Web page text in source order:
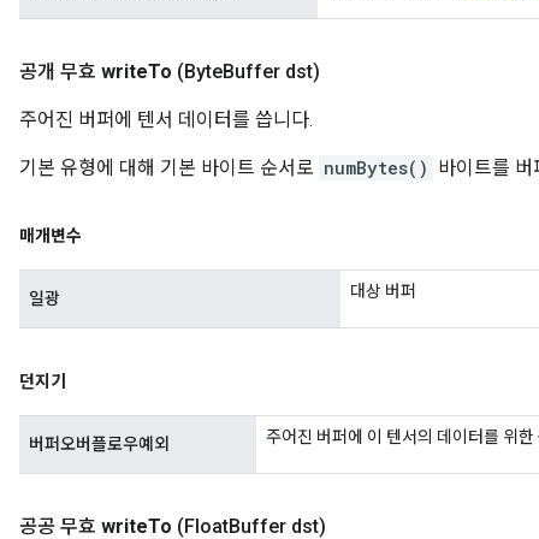
공개 무효 writeTo (ByteBuffer dst)
주어진 버퍼에 텐서 데이터를 씁니다.
기본 유형에 대해 기본 바이트 순서로 numBytes() 바이트를 버
매개변수
일광 대상 버퍼
던지기
버퍼오버플로우예외 주어진 버퍼에 이 텐서의 데이터를 위
공공 무효 writeTo (FloatBuffer dst)